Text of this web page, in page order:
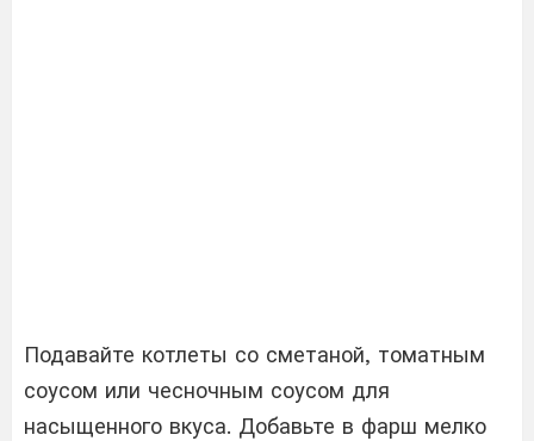
Подавайте котлеты со сметаной, томатным
соусом или чесночным соусом для
насыщенного вкуса. Добавьте в фарш мелко